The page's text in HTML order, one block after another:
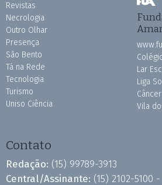
Revistas
Necrologia
Outro Olhar
Presença
São Bento
Tá na Rede
Tecnologia
Turismo
Uniso Ciência
Lar
Liga
Câncer
Vila
Contato
Redação: (15) 99789-3913
Central/Assinante: (15) 2102-5100